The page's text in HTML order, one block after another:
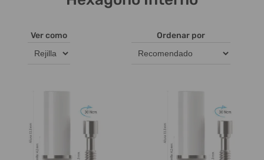
Ver como Ordenar por